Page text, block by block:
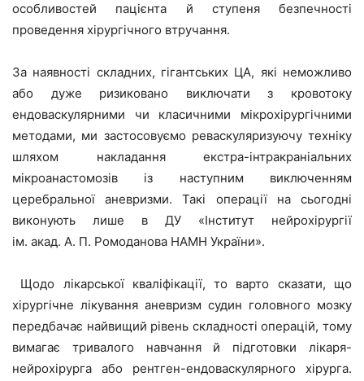
особливостей пацієнта й ступеня безпечності
проведення хірургічного втручання.
За наявності складних, гігантських ЦА, які неможливо
або дуже ризиковано виключати з кровотоку
ендоваскулярними чи класичними мікрохірургічними
методами, ми застосовуємо реваскуляризуючу техніку
шляхом накладання екстра-інтракраніальних
мікроанастомозів із наступним виключенням
церебральної аневризми. Такі операції на сьогодні
виконують лише в ДУ «Інститут нейрохірургії
ім. акад. А. П. Ромоданова НАМН України».
Щодо лікарської кваліфікації, то варто сказати, що
хірургічне лікування аневризм судин головного мозку
передбачає найвищий рівень складності операцій, тому
вимагає тривалого навчання й підготовки лікаря-
нейрохірурга або рентген-ендоваскулярного хірурга.